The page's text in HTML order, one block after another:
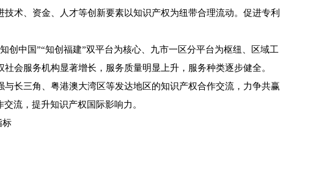
、资金、人才等创新要素以知识产权为纽带合理流动。促进专利
国”“知创福建”双平台为核心、九市一区分平台为枢纽、区域工
会服务机构显著增长，服务质量明显上升，服务种类逐步健全。
三角、粤港澳大湾区等发达地区的知识产权合作交流，力争共赢
流，提升知识产权国际影响力。
标